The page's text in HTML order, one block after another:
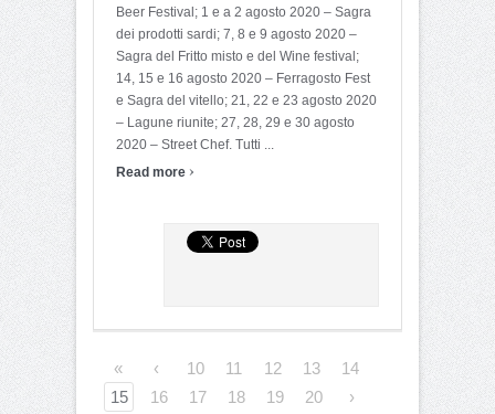
Beer Festival; 1 e a 2 agosto 2020 – Sagra
dei prodotti sardi; 7, 8 e 9 agosto 2020 –
Sagra del Fritto misto e del Wine festival;
14, 15 e 16 agosto 2020 – Ferragosto Fest
e Sagra del vitello; 21, 22 e 23 agosto 2020
– Lagune riunite; 27, 28, 29 e 30 agosto
2020 – Street Chef. Tutti ...
Read more ›
« ‹ 10 11 12 13
14
15
16 17 18 19 20
›